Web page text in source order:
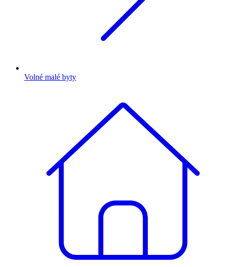
Volné malé byty